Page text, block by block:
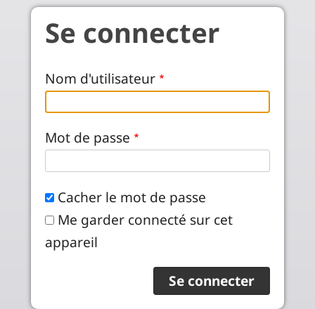
Aller au contenu principal
Se connecter
Nom d'utilisateur
Mot de passe
Cacher le mot de passe
Me garder connecté sur cet
appareil